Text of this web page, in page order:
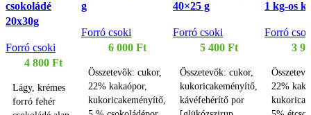
csokoládé
20x30g
Forró csoki
4 800 Ft
Lágy, krémes
forró fehér
g
Forró csoki
6 000 Ft
Összetevők: cukor,
22% kakaópor,
kukoricakeményítő,
40×25 g
Forró csoki
5 400 Ft
Összetevők: cukor,
kukoricakeményítő,
kávéfehérítő por
1 kg-os
Forró
3
22%